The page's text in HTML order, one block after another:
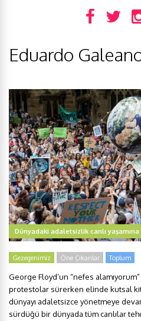
Eduardo
Dünyadaki adaletsizlik canlı yaşamına
Gezegenimiz Öne Çıkanlar Toplum
George Floyd’un “nefes alamıyorum”
protestolar sürerken elinde kutsal
dünyayı adaletsizce yönetmeye
sürdüğü bir dünyada tüm canlılar